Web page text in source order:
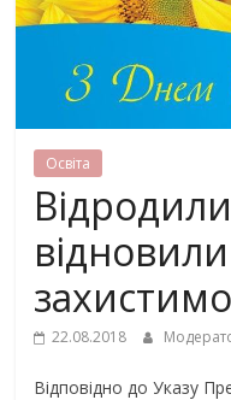
Освiта
22.08.2018
Відповідно до Указу